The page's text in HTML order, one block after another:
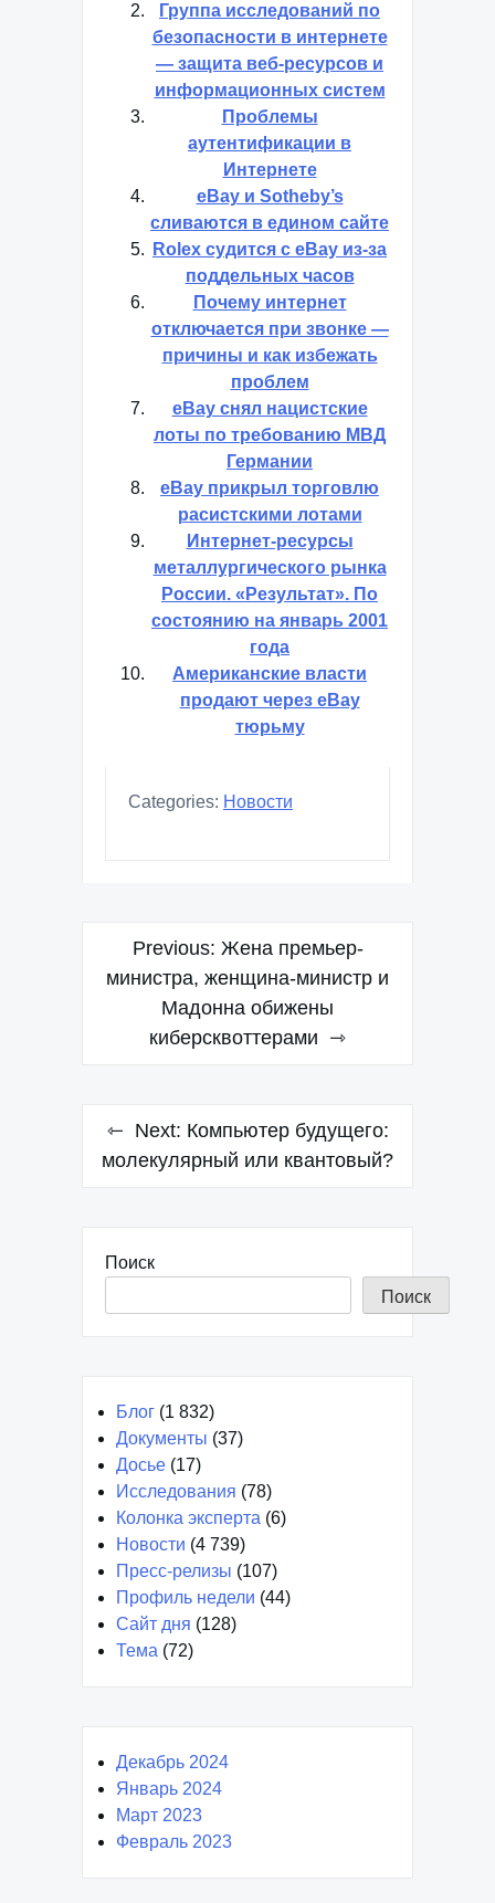
Группа исследований по
безопасности в интернете
— защита веб-ресурсов и
информационных систем
Проблемы
аутентификации в
Интернете
eBay и Sotheby’s
сливаются в едином сайте
Rolex судится с eBay из-за
поддельных часов
Почему интернет
отключается при звонке —
причины и как избежать
проблем
eBay снял нацистские
лоты по требованию МВД
Германии
eBay прикрыл торговлю
расистскими лотами
Интернет-ресурсы
металлургического рынка
России. «Результат». По
состоянию на январь 2001
года
Американские власти
продают через eBay
тюрьму
Categories: Новости
Навигация
по
записям
Previous: Жена премьер-
министра, женщина-министр и
Мадонна обижены
киберсквоттерами
Next: Компьютер будущего:
молекулярный или квантовый?
Поиск
Поиск
Блог (1 832)
Документы (37)
Досье (17)
Исследования (78)
Колонка эксперта (6)
Новости (4 739)
Пресс-релизы (107)
Профиль недели (44)
Сайт дня (128)
Тема (72)
Декабрь 2024
Январь 2024
Март 2023
Февраль 2023